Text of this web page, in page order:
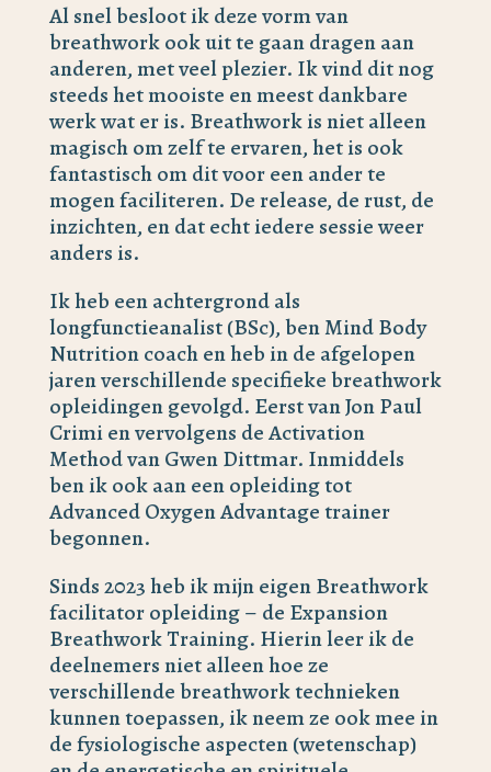
Al snel besloot ik deze vorm van
breathwork ook uit te gaan dragen aan
anderen, met veel plezier. Ik vind dit nog
steeds het mooiste en meest dankbare
werk wat er is. Breathwork is niet alleen
magisch om zelf te ervaren, het is ook
fantastisch om dit voor een ander te
mogen faciliteren. De release, de rust, de
inzichten, en dat echt iedere sessie weer
anders is.
Ik heb een achtergrond als
longfunctieanalist (BSc), ben Mind Body
Nutrition coach en heb in de afgelopen
jaren verschillende specifieke breathwork
opleidingen gevolgd. Eerst van Jon Paul
Crimi en vervolgens de Activation
Method van Gwen Dittmar. Inmiddels
ben ik ook aan een opleiding tot
Advanced Oxygen Advantage trainer
begonnen.
Sinds 2023 heb ik mijn eigen Breathwork
facilitator opleiding – de Expansion
Breathwork Training. Hierin leer ik de
deelnemers niet alleen hoe ze
verschillende breathwork technieken
kunnen toepassen, ik neem ze ook mee in
de fysiologische aspecten (wetenschap)